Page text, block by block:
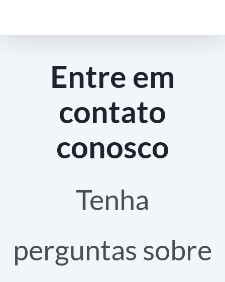
o
Entre em
contato
conosco
Tenha
perguntas sobre